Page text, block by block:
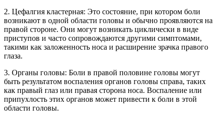
2. Цефалгия кластерная: Это состояние, при котором боли
возникают в одной области головы и обычно проявляются на
правой стороне. Они могут возникать циклически в виде
приступов и часто сопровождаются другими симптомами,
такими как заложенность носа и расширение зрачка правого
глаза.
3. Органы головы: Боли в правой половине головы могут
быть результатом воспаления органов головы справа, таких
как правый глаз или правая сторона носа. Воспаление или
припухлость этих органов может привести к боли в этой
области головы.